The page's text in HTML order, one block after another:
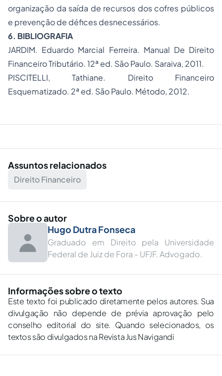
organização da saída de recursos dos cofres públicos
e prevenção de défices desnecessários.
6. BIBLIOGRAFIA
JARDIM. Eduardo Marcial Ferreira. Manual De Direito
Financeiro Tributário. 12ª ed. São Paulo. Saraiva, 2011.
PISCITELLI, Tathiane. Direito Financeiro
Esquematizado. 2ª ed. São Paulo. Método, 2012.
Assuntos relacionados
Direito Financeiro
Sobre o autor
Hugo Dutra Fonseca
Graduado em Direito pela Universidade
Federal de Juiz de Fora - UFJF. Advogado.
Informações sobre o texto
Este texto foi publicado diretamente pelos autores. Sua
divulgação não depende de prévia aprovação pelo
conselho editorial do site. Quando selecionados, os
textos são divulgados na Revista Jus Navigandi